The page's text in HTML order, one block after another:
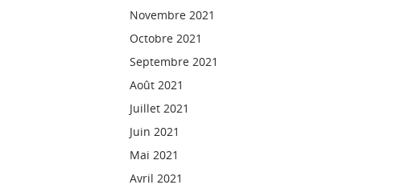
Novembre 2021
Octobre 2021
Septembre 2021
Août 2021
Juillet 2021
Juin 2021
Mai 2021
Avril 2021